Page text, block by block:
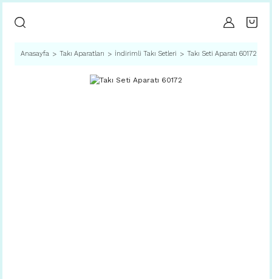
Anasayfa Takı Aparatları İndirimli Takı Setleri Takı Seti Aparatı 60172